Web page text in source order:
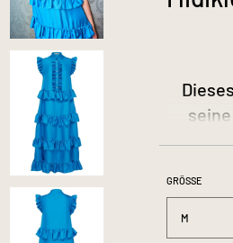
Die
GRÖSSE
M